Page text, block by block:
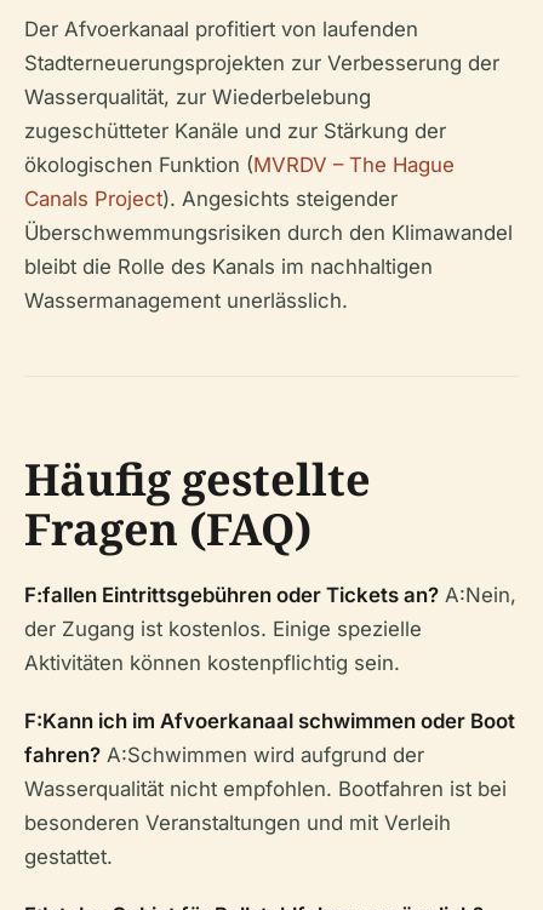
Der Afvoerkanaal profitiert von laufenden
Stadterneuerungsprojekten zur Verbesserung der
Wasserqualität, zur Wiederbelebung
zugeschütteter Kanäle und zur Stärkung der
ökologischen Funktion (MVRDV – The Hague
Canals Project). Angesichts steigender
Überschwemmungsrisiken durch den Klimawandel
bleibt die Rolle des Kanals im nachhaltigen
Wassermanagement unerlässlich.
Häufig gestellte
Fragen (FAQ)
F:fallen Eintrittsgebühren oder Tickets an? A:Nein,
der Zugang ist kostenlos. Einige spezielle
Aktivitäten können kostenpflichtig sein.
F:Kann ich im Afvoerkanaal schwimmen oder Boot
fahren? A:Schwimmen wird aufgrund der
Wasserqualität nicht empfohlen. Bootfahren ist bei
besonderen Veranstaltungen und mit Verleih
gestattet.